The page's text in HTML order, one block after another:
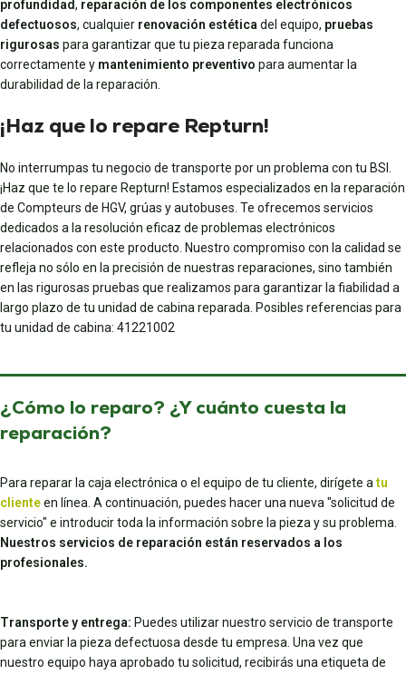
profundidad, reparación de los componentes electrónicos
defectuosos, cualquier renovación estética del equipo, pruebas
rigurosas para garantizar que tu pieza reparada funciona
correctamente y mantenimiento preventivo para aumentar la
durabilidad de la reparación.
¡Haz que lo repare Repturn!
No interrumpas tu negocio de transporte por un problema con tu BSI.
¡Haz que te lo repare Repturn! Estamos especializados en la reparación
de Compteurs de HGV, grúas y autobuses. Te ofrecemos servicios
dedicados a la resolución eficaz de problemas electrónicos
relacionados con este producto. Nuestro compromiso con la calidad se
refleja no sólo en la precisión de nuestras reparaciones, sino también
en las rigurosas pruebas que realizamos para garantizar la fiabilidad a
largo plazo de tu unidad de cabina reparada. Posibles referencias para
tu unidad de cabina: 41221002
¿Cómo lo reparo? ¿Y cuánto cuesta la
reparación?
Para reparar la caja electrónica o el equipo de tu cliente, dirígete atu
clienteen línea. A continuación, puedes hacer una nueva "solicitud de
servicio" e introducir toda la información sobre la pieza y su problema.
Nuestros servicios de reparación están reservados a los
profesionales.
Transporte y entrega: Puedes utilizar nuestro servicio de transporte
para enviar la pieza defectuosa desde tu empresa. Una vez que
nuestro equipo haya aprobado tu solicitud, recibirás una etiqueta de